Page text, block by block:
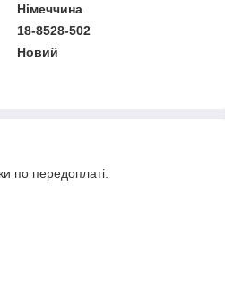
Німеччина
18-8528-502
Новий
по передоплаті.